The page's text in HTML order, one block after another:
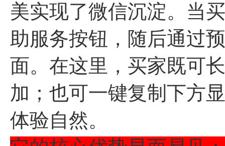
美实现了微信沉淀。当
助服务按钮，随后通过
面。在这里，买家既可
加；也可一键复制下方
体验自然。